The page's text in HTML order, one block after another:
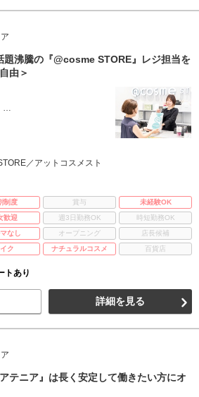
題沸騰の『@cosme STORE』レジ担当を
由＞
…
／アットコスメスト
制度 賞与
未経験OK
歓迎 週3日勤務OK
時短勤務OK
なし オープニング
店長候補
イク ナチュラルコスメ 百貨店
トあり
詳細を見る
テニア』は長く安定して働きたい方にオ